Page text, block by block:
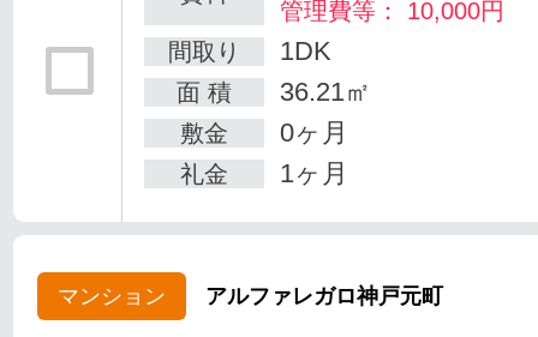
管理費等： 10,000円
間取り
1DK
面 積 36.21㎡
敷金 0ヶ月
礼金 1ヶ月
マンション アルファレガロ神戸元町